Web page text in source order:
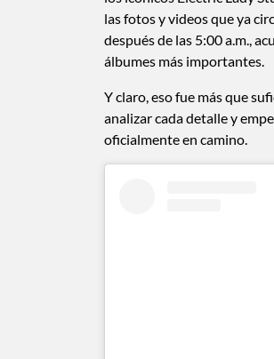
las fotos y videos que ya
después de las 5:00 a.m.,
álbumes más importantes.
Y claro, eso fue más que
analizar cada detalle y
oficialmente en camino.